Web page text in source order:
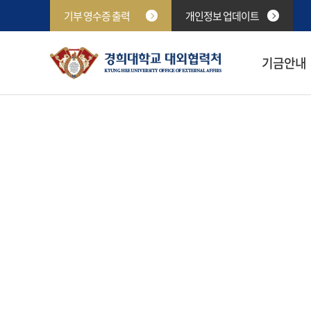
기부 영수증 출력 개인정보 업데이트
기금안내